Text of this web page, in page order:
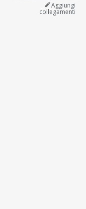
Aggiungi
collegamenti